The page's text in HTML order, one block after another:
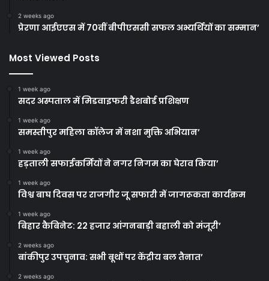
2 weeks ago
प्रेरणा आईएएस में 70वीं बीपीएससी सफल अभ्यर्थियों का सम्मान’
Most Viewed Posts
1 week ago
सदर अस्पताल में मिडवाइफरी डैशबोर्ड प्रशिक्षण
1 week ago
समस्तीपुर महिला कॉलेज में नशा मुक्ति अभियान’
1 week ago
हड़ताली सफाईकर्मियों ने नगर निगम का घेराव किया’
1 week ago
विश्व बाघ दिवस पर राजगीर जू सफारी में जागरूकता कार्यक्रम
1 week ago
बिहार कैबिनेट: 22 हजार आंगनबाड़ी बहाली को मंजूरी’
2 weeks ago
बांकीपुर उपचुनाव: सभी बूथों पर केंद्रीय बल तैनात’
2 weeks ago